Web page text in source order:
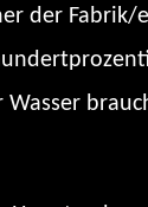
der Fabrik/